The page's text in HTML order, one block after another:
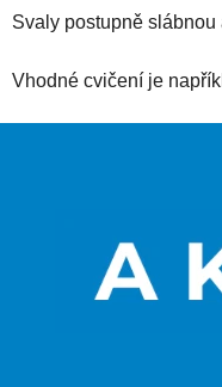
Svaly postupně slábnou
Vhodné cvičení je